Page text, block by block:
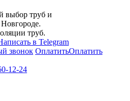
выбор труб и
труб.
звонок ОплатитьОплатить
12-24